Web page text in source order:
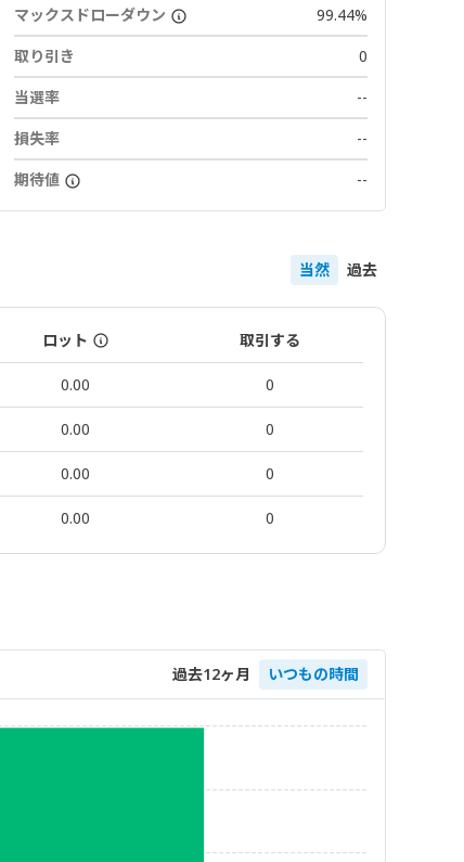
マックスドローダウン
99.44%
取り引き
0
当選率
--
損失率
--
期待値
--
当然 過去
ロット 取引する
0.00 0
0.00 0
0.00 0
0.00 0
過去12ヶ月 いつもの時間